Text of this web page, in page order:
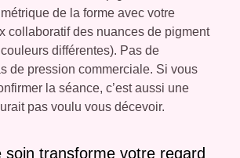
de la forme avec votre
collaboratif des nuances de pigment
différentes). Pas de
de pression commerciale. Si vous
la séance, c’est aussi une
pas voulu vous décevoir.
soin transforme votre regard